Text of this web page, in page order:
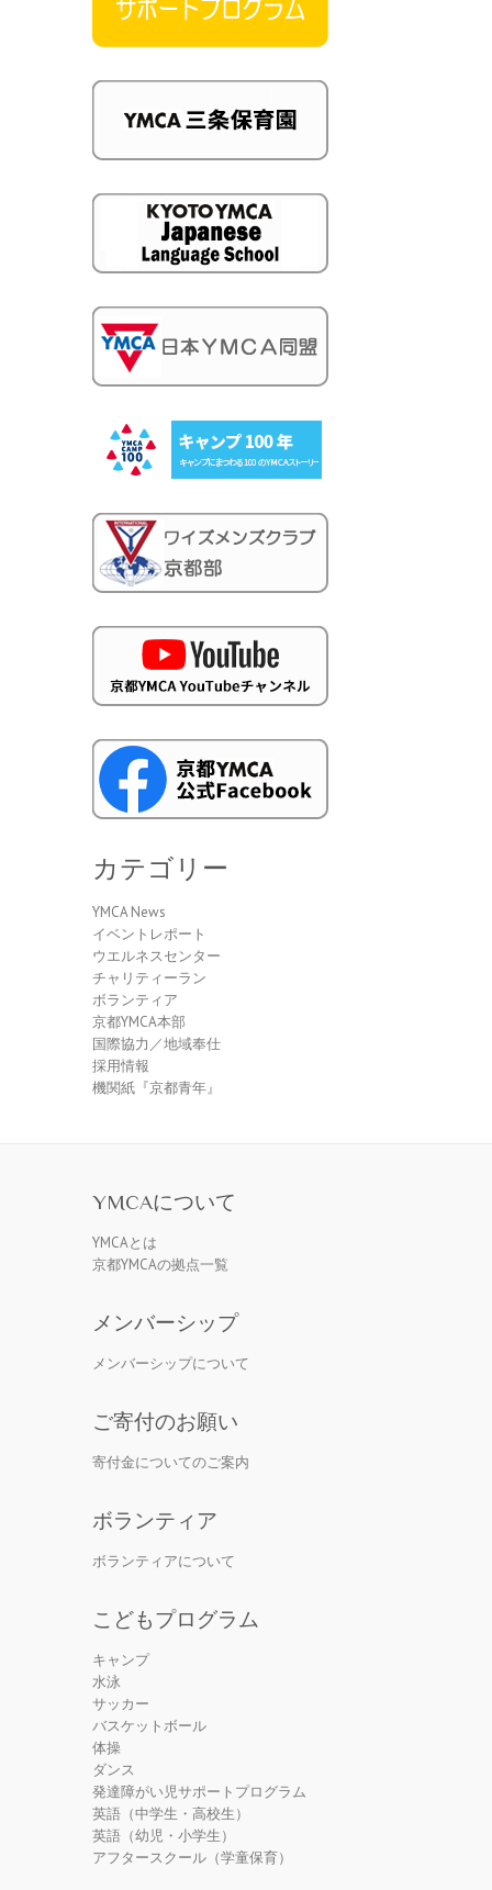
カテゴリー
YMCA News
イベントレポート
ウエルネスセンター
チャリティーラン
ボランティア
京都YMCA本部
国際協力／地域奉仕
採用情報
機関紙『京都青年』
YMCAについて
YMCAとは
京都YMCAの拠点一覧
メンバーシップ
メンバーシップについて
ご寄付のお願い
寄付金についてのご案内
ボランティア
ボランティアについて
こどもプログラム
キャンプ
水泳
サッカー
バスケットボール
体操
ダンス
発達障がい児サポートプログラム
英語（中学生・高校生）
英語（幼児・小学生）
アフタースクール（学童保育）